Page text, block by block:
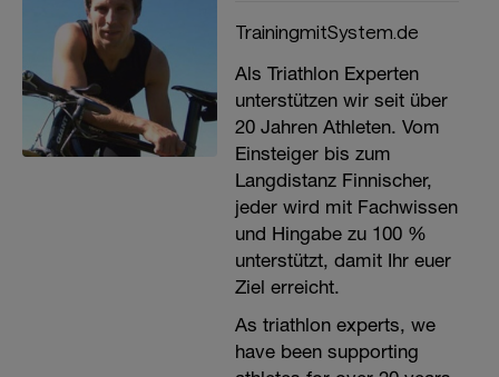
TrainingmitSystem.de
Als Triathlon Experten
unterstützen wir seit über
20 Jahren Athleten. Vom
Einsteiger bis zum
Langdistanz Finnischer,
jeder wird mit Fachwissen
und Hingabe zu 100 %
unterstützt, damit Ihr euer
Ziel erreicht.
As triathlon experts, we
have been supporting